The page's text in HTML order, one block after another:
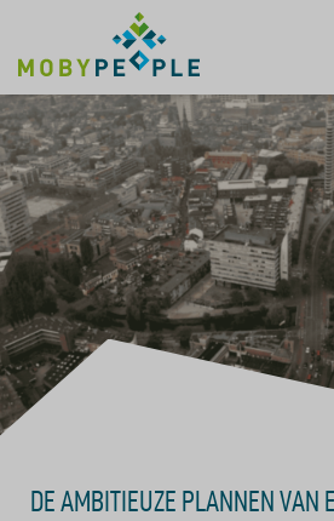
DE AMBITIEUZE PLANNEN VAN